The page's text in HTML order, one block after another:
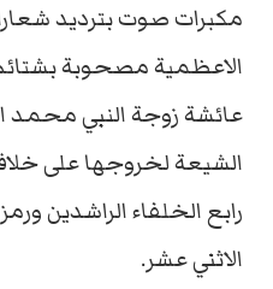
مكبرات صوت بترديد
الاعظمية مصحوبة
عائشة زوجة النبي محمد
الشيعة لخروجها على
رابع الخلفاء الراشدين
الاثني عشر.